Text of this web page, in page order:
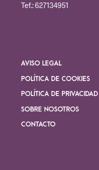
Tef.: 627134951
AVISO LEGAL
POLÍTICA DE COOKIES
POLÍTICA DE PRIVACIDAD
SOBRE NOSOTROS
CONTACTO